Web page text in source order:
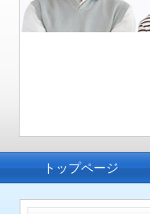
トップページ